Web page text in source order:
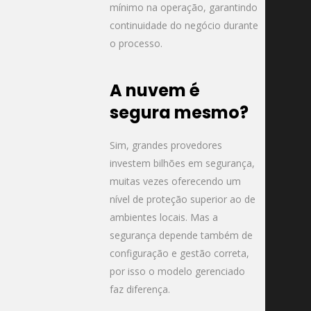
mínimo na operação, garantindo
continuidade do negócio durante
o processo.
A nuvem é
segura mesmo?
Sim, grandes provedores
investem bilhões em segurança,
muitas vezes oferecendo um
nível de proteção superior ao de
ambientes locais. Mas a
segurança depende também de
configuração e gestão correta,
por isso o modelo gerenciado
faz diferença.